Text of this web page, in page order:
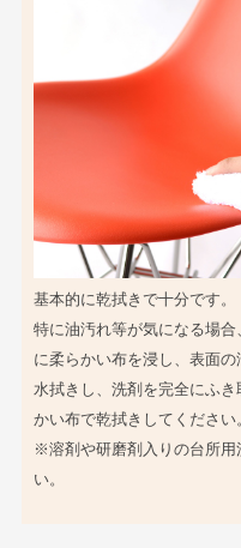
基本的に乾拭きで十分です。
特に油汚れ等が気になる場
に柔らかい布を浸し、表面
水拭きし、洗剤を完全にふ
かい布で乾拭きしてください
※溶剤や研磨剤入りの台所用
い。